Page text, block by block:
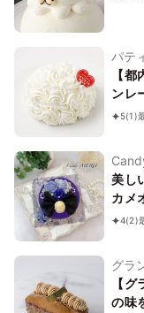
パテ
【
ンレ
5(1)
美し
カメ
4(2)
グラ
【
の味